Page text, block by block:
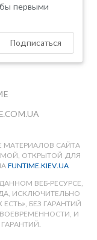
первыми
Подписаться
САЙТА
ОТКРЫТОЙ ДЛЯ
FUNTIME.KIEV.UA
ВЕБ-РЕСУРСЕ,
ИСКЛЮЧИТЕЛЬНО
БЕЗ ГАРАНТИЙ
И